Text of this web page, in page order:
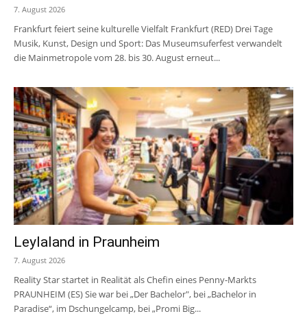
7. August 2026
Frankfurt feiert seine kulturelle Vielfalt Frankfurt (RED) Drei Tage
Musik, Kunst, Design und Sport: Das Museumsuferfest verwandelt
die Mainmetropole vom 28. bis 30. August erneut...
Leylaland in Praunheim
7. August 2026
Reality Star startet in Realität als Chefin eines Penny-Markts
PRAUNHEIM (ES) Sie war bei „Der Bachelor", bei „Bachelor in
Paradise“, im Dschungelcamp, bei „Promi Big...